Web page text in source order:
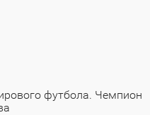
футбола. Чемпион